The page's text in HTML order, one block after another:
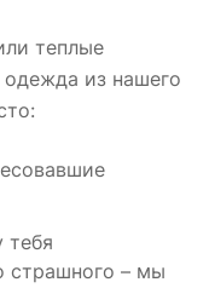
теплые
из нашего
тебя
страшного – мы